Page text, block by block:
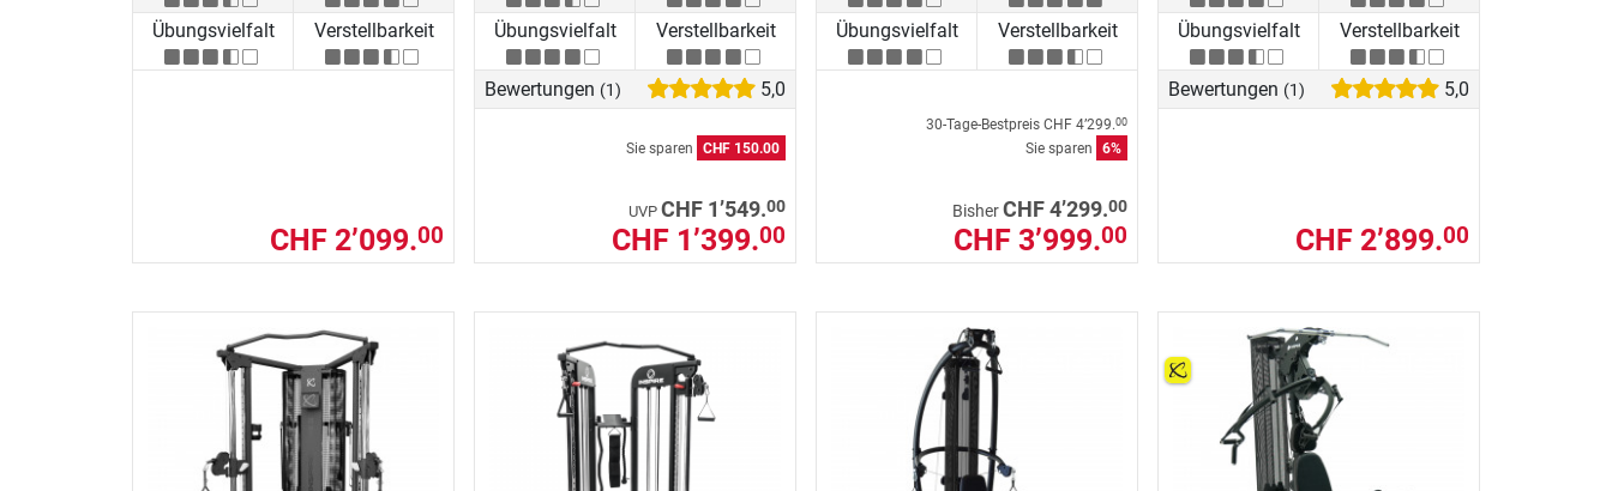
Übungsvielfalt Verstellbarkeit
CHF 2’099.00
Übungsvielfalt Verstellbarkeit
Bewertungen (1) 5,0
Sie sparen CHF 150.00
UVP CHF 1’549.00
CHF 1’399.00
Übungsvielfalt Verstellbarkeit
30-Tage-Bestpreis CHF 4’299.00
Sie sparen 6%
BisherCHF 4’299.00
CHF 3’999.00
Übungsvielfalt Verstellbarkeit
Bewertungen (1) 5,0
CHF 2’899.00